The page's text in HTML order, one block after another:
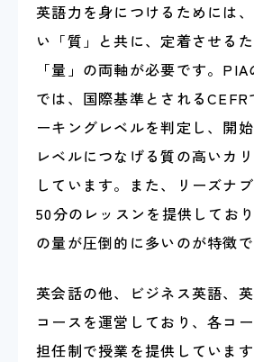
英語力を身につけるためには
い「質」と共に、定着させる
「量」の両軸が必要です。
では、国際基準とされる
ーキングレベルを判定し、開
レベルにつなげる質の高いカ
しています。また、リーズナ
50分のレッスンを提供してお
の量が圧倒的に多いのが特徴で
英会話の他、ビジネス英語、
コースを運営しており、各コ
担任制で授業を提供しています